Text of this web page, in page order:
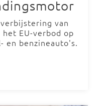
van
EU-verbod op
en benzineauto's.